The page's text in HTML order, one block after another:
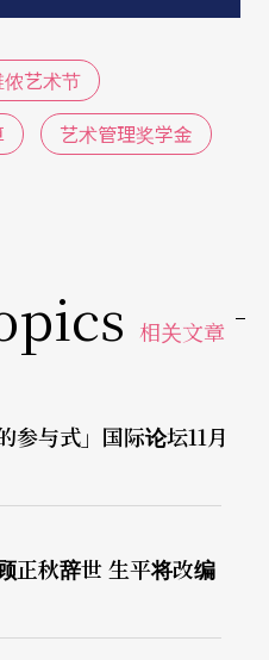
艺术节
艺术管理奖学金
相关文章
参与式」国际论坛11月
正秋辞世 生平将改编